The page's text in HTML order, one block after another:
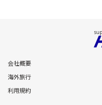
会社概要
海外旅行
利用規約